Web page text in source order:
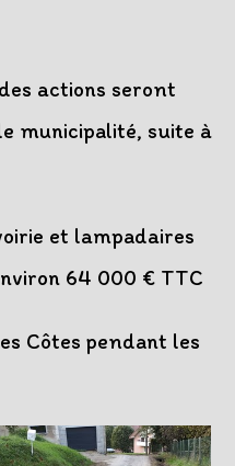
actions seront
municipalité, suite à
et lampadaires
64 000 € TTC
Côtes pendant les